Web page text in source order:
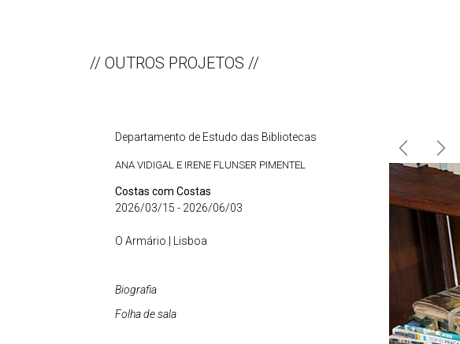
// OUTROS PROJETOS //
Anterior
Departamento de Estudo das Bibliotecas
ANA VIDIGAL E IRENE FLUNSER PIMENTEL
Costas com Costas
2026/03/15 - 2026/06/03
O Armário | Lisboa
Biografia
Folha de sala